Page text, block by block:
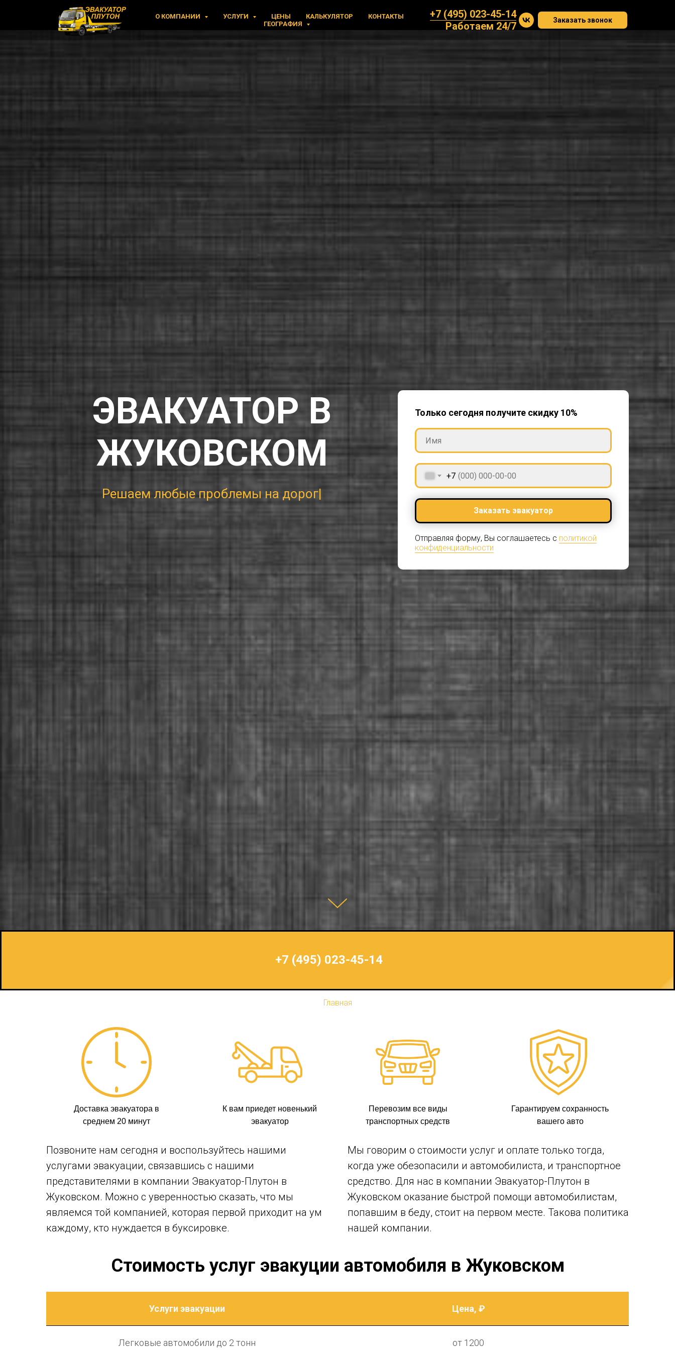
О КОМПАНИИ УСЛУГИ ЦЕНЫ КАЛЬКУЛЯТОР
КОНТАКТЫ
ГЕОГРАФИЯ
+7 (495) 023-45-14
Работаем 24/7
Заказать звонок
ЭВАКУАТОР В
ЖУКОВСКОМ
Решае|
Только сегодня получите скидку 10%
+7
Заказать эвакуатор
Отправляя форму, Вы соглашаетесь с политикой
конфиденциальности
+7 (495) 023-45-14
Главная
Доставка эвакуатора в
среднем 20 минут
Гарантируем сохранность
вашего авто
К вам приедет новенький
эвакуатор
Перевозим все виды
транспортных средств
Позвоните нам сегодня и воспользуйтесь нашими
услугами эвакуации, связавшись с нашими
представителями в компании Эвакуатор-Плутон в
Жуковском. Можно с уверенностью сказать, что мы
являемся той компанией, которая первой приходит на ум
каждому, кто нуждается в буксировке.
Мы говорим о стоимости услуг и оплате только тогда,
когда уже обезопасили и автомобилиста, и транспортное
средство. Для нас в компании Эвакуатор-Плутон в
Жуковском оказание быстрой помощи автомобилистам,
попавшим в беду, стоит на первом месте. Такова политика
нашей компании.
Стоимость услуг эвакуции автомобиля в Жуковском
Услуги эвакуации Цена, ₽
Легковые автомобили до 2 тонн от 1200